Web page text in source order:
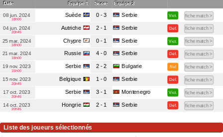
Date Equipe 1 Score Equipe 2
08 jun. 2024
18h00
Suède 0 - 3 Serbie Vict. fiche match >
04 jun. 2024
20h45
Autriche 2 - 1 Serbie Déf. fiche match >
25 mar. 2024
18h00
Chypre 0 - 1 Serbie Vict. fiche match >
21 mar. 2024
18h00
Russie 4 - 0 Serbie Déf. fiche match >
19 nov. 2023
15h00
Serbie 2 - 2 Bulgarie Nul fiche match >
15 nov. 2023
20h45
Belgique 1 - 0 Serbie Déf. fiche match >
17 oct. 2023
20h45
Serbie 3 - 1 Montenegro Vict. fiche match >
14 oct. 2023
20h45
Hongrie 2 - 1 Serbie Déf. fiche match >
Liste des joueurs sélectionnés